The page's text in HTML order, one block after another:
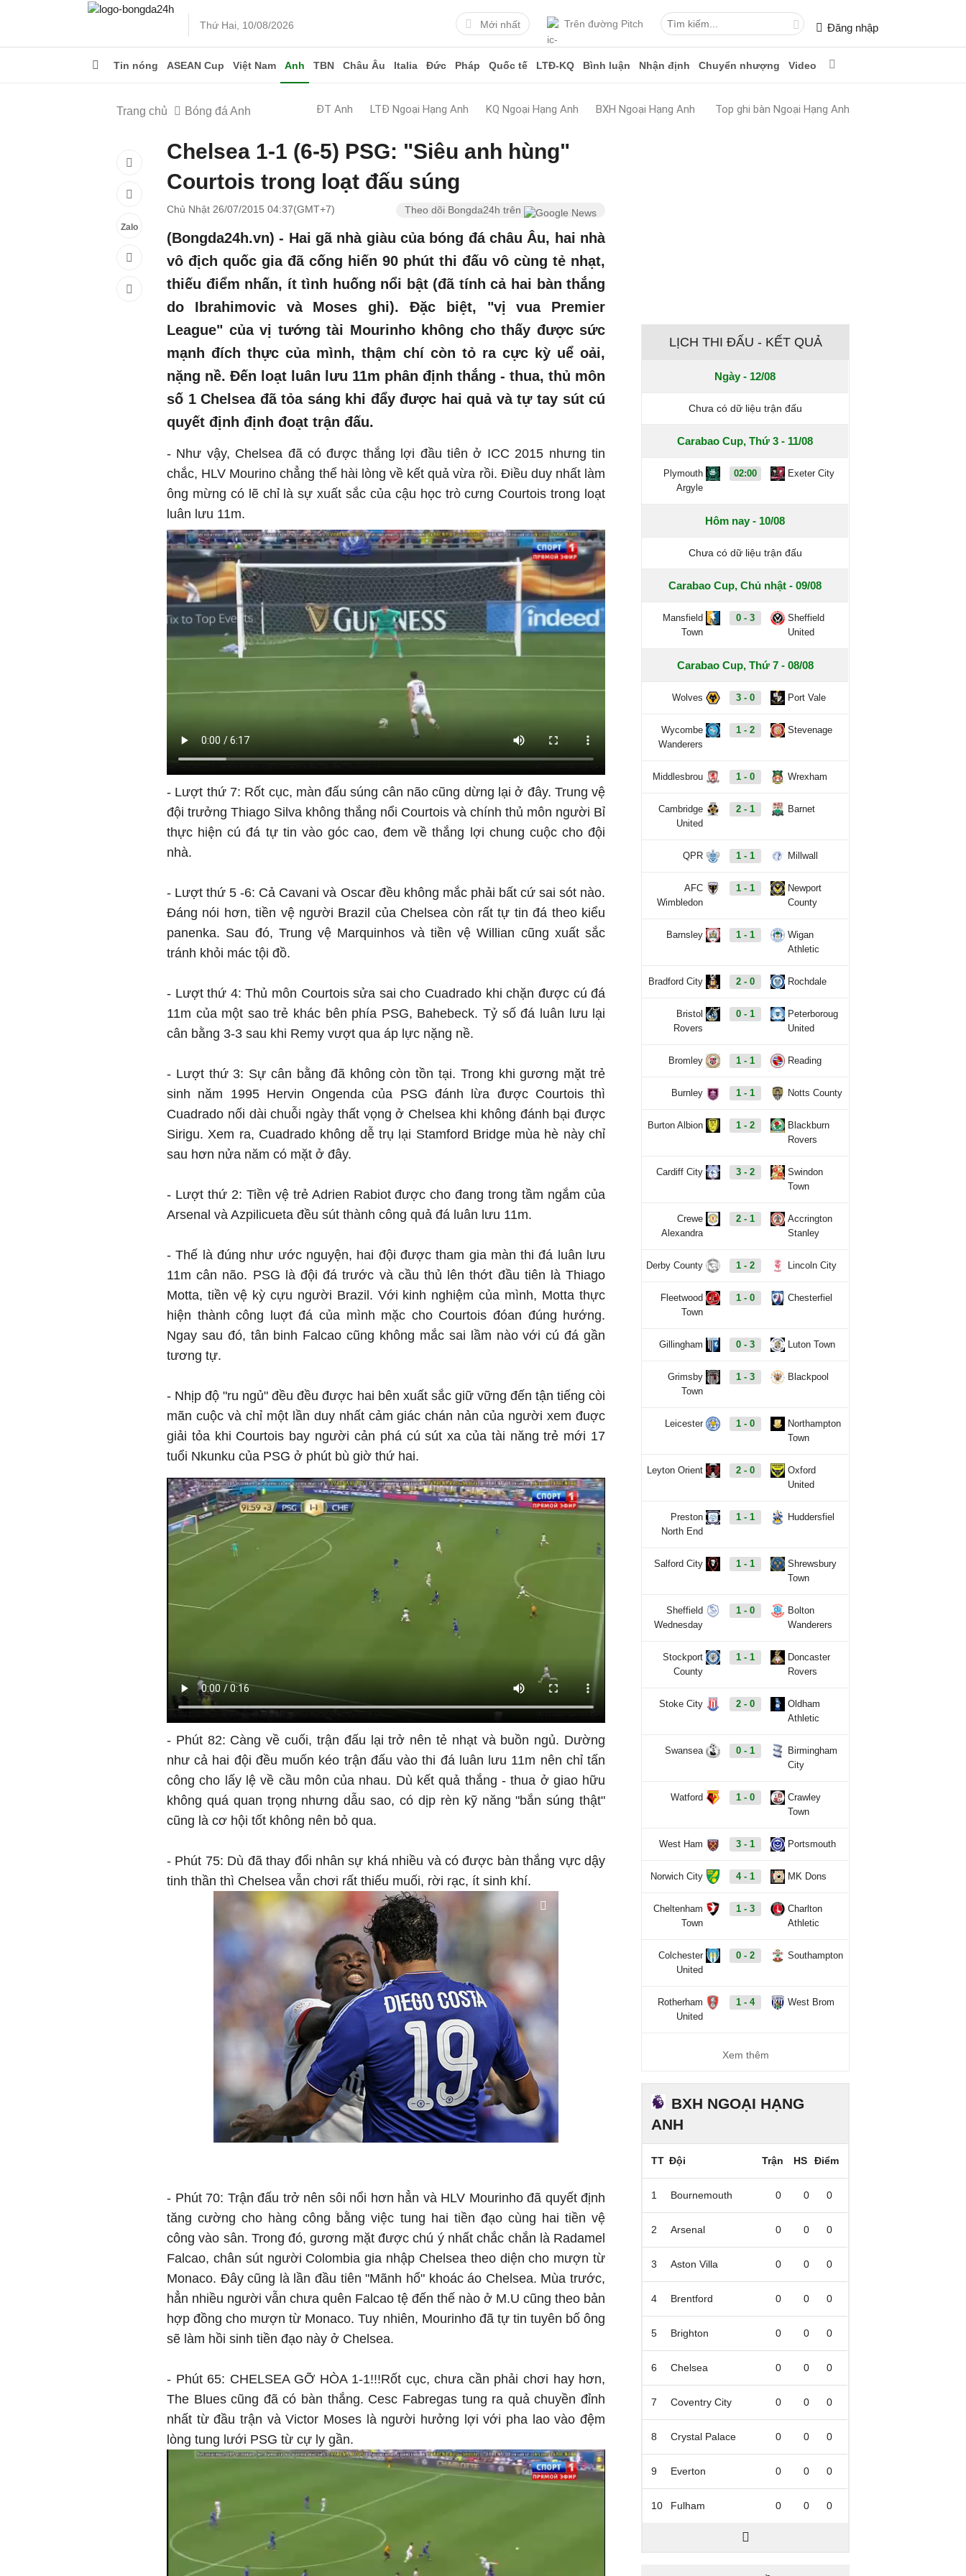
Thứ Hai, 10/08/2026 Mới nhất Trên đường Pitch Đăng nhập
Tin nóng ASEAN Cup Việt Nam Anh TBN Châu Âu Italia Đức Pháp Quốc tế LTĐ-KQ Bình luận Nhận định Chuyển nhượng Video
Trang chủ Bóng đá Anh ĐT Anh LTĐ Ngoại Hạng Anh KQ Ngoại Hạng Anh BXH Ngoại Hạng Anh Top ghi bàn Ngoại Hạng Anh
Zalo
Chelsea 1-1 (6-5) PSG: "Siêu anh hùng"
Courtois trong loạt đấu súng
Chủ Nhật 26/07/2015 04:37(GMT+7) Theo dõi Bongda24h trên
(Bongda24h.vn) - Hai gã nhà giàu của bóng đá châu Âu, hai nhà
vô địch quốc gia đã cống hiến 90 phút thi đấu vô cùng tẻ nhạt,
thiếu điểm nhấn, ít tình huống nổi bật (đã tính cả hai bàn thắng
do Ibrahimovic và Moses ghi). Đặc biệt, "vị vua Premier
League" của vị tướng tài Mourinho không cho thấy được sức
mạnh đích thực của mình, thậm chí còn tỏ ra cực kỳ uể oải,
nặng nề. Đến loạt luân lưu 11m phân định thắng - thua, thủ môn
số 1 Chelsea đã tỏa sáng khi đẩy được hai quả và tự tay sút cú
quyết định định đoạt trận đấu.
- Như vậy, Chelsea đã có được thắng lợi đầu tiên ở ICC 2015 nhưng tin
chắc, HLV Mourino chẳng thể hài lòng về kết quả vừa rồi. Điều duy nhất làm
ông mừng có lẽ chỉ là sự xuất sắc của cậu học trò cưng Courtois trong loạt
luân lưu 11m.
- Lượt thứ 7: Rốt cục, màn đấu súng cân não cũng dừng lại ở đây. Trung vệ
đội trưởng Thiago Silva không thắng nổi Courtois và chính thủ môn người Bỉ
thực hiện cú đá tự tin vào góc cao, đem về thắng lợi chung cuộc cho đội
nhà.
- Lượt thứ 5 -6: Cả Cavani và Oscar đều không mắc phải bất cứ sai sót nào.
Đáng nói hơn, tiền vệ người Brazil của Chelsea còn rất tự tin đá theo kiểu
panenka. Sau đó, Trung vệ Marquinhos và tiền vệ Willian cũng xuất sắc
tránh khỏi mác tội đồ.
- Lượt thứ 4: Thủ môn Courtois sửa sai cho Cuadrado khi chặn được cú đá
11m của một sao trẻ khác bên phía PSG, Bahebeck. Tỷ số đá luân lưu lại
cân bằng 3-3 sau khi Remy vượt qua áp lực nặng nề.
- Lượt thứ 3: Sự cân bằng đã không còn tồn tại. Trong khi gương mặt trẻ
sinh năm 1995 Hervin Ongenda của PSG đánh lừa được Courtois thì
Cuadrado nối dài chuỗi ngày thất vọng ở Chelsea khi không đánh bại được
Sirigu. Xem ra, Cuadrado không dễ trụ lại Stamford Bridge mùa hè này chỉ
sau hơn nửa năm có mặt ở đây.
- Lượt thứ 2: Tiền vệ trẻ Adrien Rabiot được cho đang trong tầm ngắm của
Arsenal và Azpilicueta đều sút thành công quả đá luân lưu 11m.
- Thế là đúng như ước nguyện, hai đội được tham gia màn thi đá luân lưu
11m cân não. PSG là đội đá trước và cầu thủ lên thớt đầu tiên là Thiago
Motta, tiền vệ kỳ cựu người Brazil. Với kinh nghiệm của mình, Motta thực
hiện thành công luợt đá của mình mặc cho Courtois đóan đúng hướng.
Ngay sau đó, tân binh Falcao cũng không mắc sai lầm nào với cú đá gần
tương tự.
- Nhịp độ "ru ngủ" đều đều được hai bên xuất sắc giữ vững đến tận tiếng còi
mãn cuộc và chỉ một lần duy nhất cảm giác chán nản của người xem đuợc
giải tỏa khi Courtois bay người cản phá cú sút xa của tài năng trẻ mới 17
tuổi Nkunku của PSG ở phút bù giờ thứ hai.
- Phút 82: Càng về cuối, trận đấu lại trở nên tẻ nhạt và buồn ngủ. Dường
như cả hai đội đều muốn kéo trận đấu vào thi đá luân lưu 11m nên chỉ tấn
công cho lấy lệ về cầu môn của nhau. Dù kết quả thắng - thua ở giao hữu
không quá quan trọng nhưng dẫu sao, có dịp rèn kỹ năng "bắn súng thật"
cũng là cơ hội tốt không nên bỏ qua.
- Phút 75: Dù đã thay đổi nhân sự khá nhiều và có được bàn thắng vực dậy
tinh thần thì Chelsea vẫn chơi rất thiếu muối, rời rạc, ít sinh khí.
- Phút 70: Trận đấu trở nên sôi nổi hơn hẳn và HLV Mourinho đã quyết định
tăng cường cho hàng công bằng việc tung hai tiền đạo cùng hai tiền vệ
công vào sân. Trong đó, gương mặt được chú ý nhất chắc chắn là Radamel
Falcao, chân sút người Colombia gia nhập Chelsea theo diện cho mượn từ
Monaco. Đây cũng là lần đầu tiên "Mãnh hổ" khoác áo Chelsea. Mùa trước,
hẳn nhiều người vẫn chưa quên Falcao tệ đến thế nào ở M.U cũng theo bản
hợp đồng cho mượn từ Monaco. Tuy nhiên, Mourinho đã tự tin tuyên bố ông
sẽ làm hồi sinh tiền đạo này ở Chelsea.
- Phút 65: CHELSEA GỠ HÒA 1-1!!!Rốt cục, chưa cần phải chơi hay hơn,
The Blues cũng đã có bàn thắng. Cesc Fabregas tung ra quả chuyền đỉnh
nhất từ đầu trận và Victor Moses là người hưởng lợi với pha lao vào đệm
lòng tung lưới PSG từ cự ly gần.
LỊCH THI ĐẤU - KẾT QUẢ
Ngày - 12/08
Chưa có dữ liệu trận đấu
Carabao Cup, Thứ 3 - 11/08
Plymouth
Argyle
02:00 Exeter City
Hôm nay - 10/08
Chưa có dữ liệu trận đấu
Carabao Cup, Chủ nhật - 09/08
Mansfield
Town
0 - 3
Sheffield
United
Carabao Cup, Thứ 7 - 08/08
Wolves 3 - 0 Port Vale
Wycombe
Wanderers
1 - 2 Stevenage
Middlesbrou 1 - 0 Wrexham
Cambridge
United
2 - 1 Barnet
QPR 1 - 1 Millwall
AFC
Wimbledon
1 - 1
Newport
County
Barnsley 1 - 1
Wigan
Athletic
Bradford City 2 - 0 Rochdale
Bristol
Rovers
0 - 1
Peterboroug
United
Bromley 1 - 1 Reading
Burnley 1 - 1 Notts County
Burton Albion 1 - 2
Blackburn
Rovers
Cardiff City 3 - 2
Swindon
Town
Crewe
Alexandra
2 - 1
Accrington
Stanley
Derby County 1 - 2 Lincoln City
Fleetwood
Town
1 - 0 Chesterfiel
Gillingham 0 - 3 Luton Town
Grimsby
Town
1 - 3 Blackpool
Leicester 1 - 0
Northampton
Town
Leyton Orient 2 - 0
Oxford
United
Preston
North End
1 - 1 Huddersfiel
Salford City 1 - 1
Shrewsbury
Town
Sheffield
Wednesday
1 - 0
Bolton
Wanderers
Stockport
County
1 - 1
Doncaster
Rovers
Stoke City 2 - 0
Oldham
Athletic
Swansea 0 - 1
Birmingham
City
Watford 1 - 0
Crawley
Town
West Ham 3 - 1 Portsmouth
Norwich City 4 - 1 MK Dons
Cheltenham
Town
1 - 3
Charlton
Athletic
Colchester
United
0 - 2 Southampton
Rotherham
United
1 - 4 West Brom
Xem thêm
BXH NGOẠI HẠNG
ANH
TT Đội Trận HS Điểm
1 Bournemouth 0 0 0
2 Arsenal 0 0 0
3 Aston Villa 0 0 0
4 Brentford 0 0 0
5 Brighton 0 0 0
6 Chelsea 0 0 0
7 Coventry City 0 0 0
8 Crystal Palace 0 0 0
9 Everton 0 0 0
10 Fulham 0 0 0